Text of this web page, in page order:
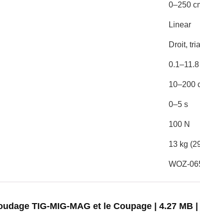
0–250
Linear
Droit,
10–200
0–5 s
100 N
13 kg
WOZ-
TIG-MIG-MAG et le Coupage | 4.27 MB |